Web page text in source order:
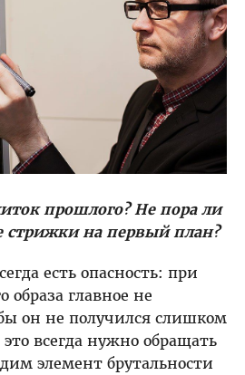
прошлого? Не пора ли
на первый план?
есть опасность: при
образа главное не
он не получился слишком
всегда нужно обращать
элемент брутальности